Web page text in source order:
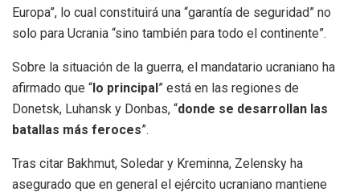
Europa”, lo cual constituirá una “garantía de seguridad” no
solo para Ucrania “sino también para todo el continente”.
Sobre la situación de la guerra, el mandatario ucraniano ha
afirmado que “lo principal” está en las regiones de
Donetsk, Luhansk y Donbas, “donde se desarrollan las
batallas más feroces”.
Tras citar Bakhmut, Soledar y Kreminna, Zelensky ha
asegurado que en general el ejército ucraniano mantiene